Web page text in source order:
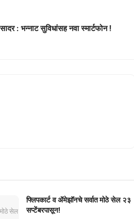
: भन्नाट सुविधांसह नवा स्मार्टफोन !
फ्लिपकार्ट व ॲमेझॉनचे सर्वात मोठे सेल २३
सप्टेंबरपासून!